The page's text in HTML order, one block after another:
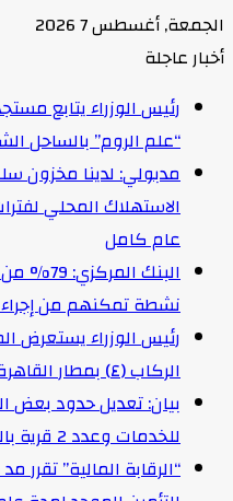
الجمعة, أغسطس 7 2026
أخبار عاجلة
رئيس الوزراء يتابع
“علم الروم” بالساحل
مدبولي: لدينا مخزون
الاستهلاك المحلي
عام كامل
البنك
نشطة تمكنهم من
رئيس الوزراء يستعرض
الركاب (٤) بمطار القاهرة الدولي
بيان: تعديل حدود بعض
للخدمات وعدد 2 قرية بالظهير الصحراوي
“الرقابة المالية”